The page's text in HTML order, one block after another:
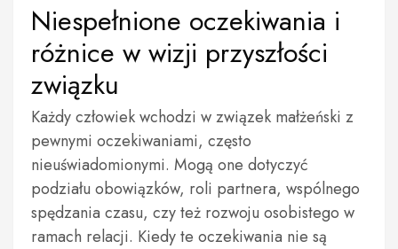
Niespełnione oczekiwania i
różnice w wizji przyszłości
związku
Każdy człowiek wchodzi w związek małżeński z
pewnymi oczekiwaniami, często
nieuświadomionymi. Mogą one dotyczyć
podziału obowiązków, roli partnera, wspólnego
spędzania czasu, czy też rozwoju osobistego w
ramach relacji. Kiedy te oczekiwania nie są